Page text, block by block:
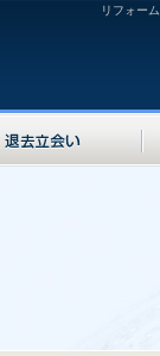
リフォ